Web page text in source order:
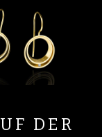
DER